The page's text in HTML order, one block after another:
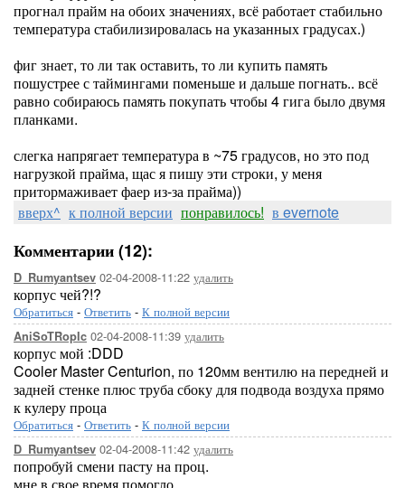
прогнал прайм на обоих значениях, всё работает стабильно
температура стабилизировалась на указанных градусах.)
фиг знает, то ли так оставить, то ли купить память
пошустрее с таймингами поменьше и дальше погнать.. всё
равно собираюсь память покупать чтобы 4 гига было двумя
планками.
слегка напрягает температура в ~75 градусов, но это под
нагрузкой прайма, щас я пишу эти строки, у меня
притормаживает фаер из-за прайма))
вверх^ к полной версии понравилось! в evernote
Комментарии (12):
D_Rumyantsev 02-04-2008-11:22 удалить
корпус чей?!?
Обратиться - Ответить - К полной версии
AniSoTRopIc 02-04-2008-11:39 удалить
корпус мой :DDD
Cooler Master Centurion, по 120мм вентилю на передней и
задней стенке плюс труба сбоку для подвода воздуха прямо
к кулеру проца
Обратиться - Ответить - К полной версии
D_Rumyantsev 02-04-2008-11:42 удалить
попробуй смени пасту на проц.